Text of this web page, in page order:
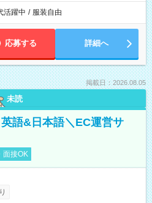
活躍中 / 服装自由
応募する 詳細へ
掲載日：2026.08.05
未読
語&日本語＼EC運営サ
面接OK